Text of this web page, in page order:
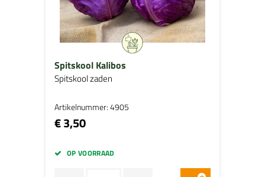
Spitskool Kalibos
Spitskool zaden
Artikelnummer: 4905
€ 3,50
OP VOORRAAD